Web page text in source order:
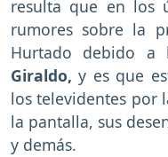
resulta que en los
rumores sobre la
Hurtado debido a
Giraldo,y es que
los televidentes por
la pantalla, sus
y demás.